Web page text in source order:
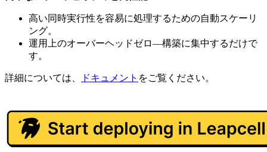
高い同時実行性を容易に処理するための自動スケーリ
ング。
運用上のオーバーヘッドゼロ—構築に集中するだけで
す。
詳細については、 ドキュメント をご覧ください。